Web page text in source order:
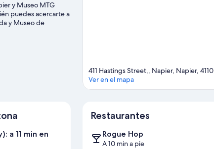
y Museo MTG
puedes acercarte a
y Museo de
411 Hastings Street,, Napier, Napier, 4110
Ver en el mapa
a 11 min en
Restaurantes
Rogue Hop
A 10 min a pie